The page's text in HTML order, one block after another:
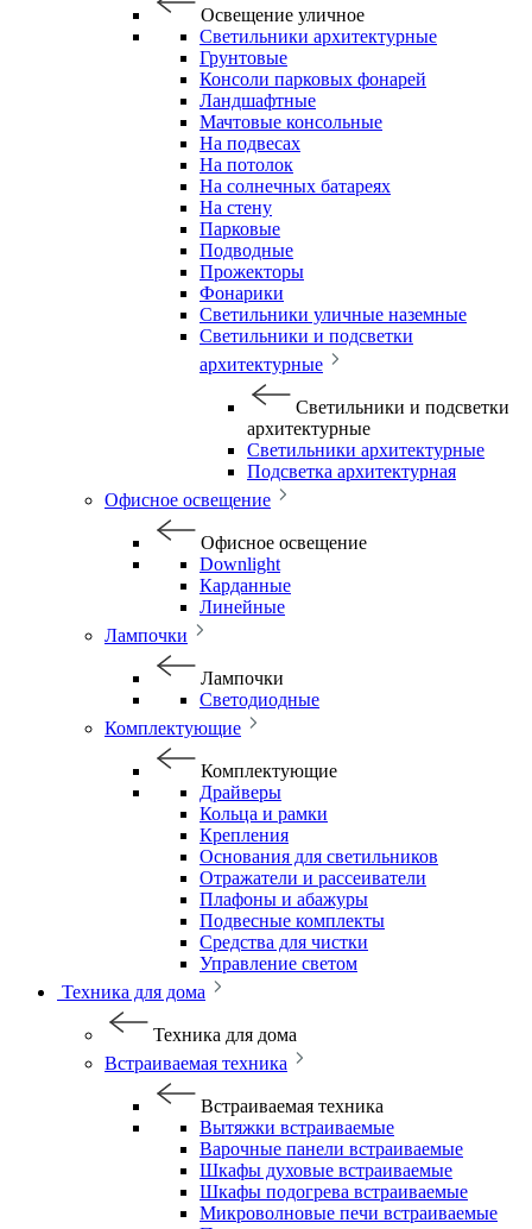
Освещение уличное
Светильники архитектурные
Грунтовые
Консоли парковых фонарей
Ландшафтные
Мачтовые консольные
На подвесах
На потолок
На солнечных батареях
На стену
Парковые
Подводные
Прожекторы
Фонарики
Светильники уличные наземные
Светильники и подсветки
архитектурные
Светильники и подсветки
архитектурные
Светильники архитектурные
Подсветка архитектурная
Офисное освещение
Офисное освещение
Downlight
Карданные
Линейные
Лампочки
Лампочки
Светодиодные
Комплектующие
Комплектующие
Драйверы
Кольца и рамки
Крепления
Основания для светильников
Отражатели и рассеиватели
Плафоны и абажуры
Подвесные комплекты
Средства для чистки
Управление светом
Техника для дома
Техника для дома
Встраиваемая техника
Встраиваемая техника
Вытяжки встраиваемые
Варочные панели встраиваемые
Шкафы духовые встраиваемые
Шкафы подогрева встраиваемые
Микроволновые печи встраиваемые